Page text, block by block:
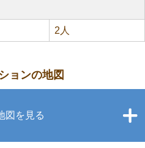
2人
ョンの地図
図を見る